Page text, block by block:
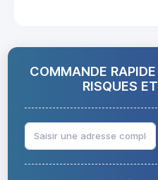
COMMANDE
RISQUES